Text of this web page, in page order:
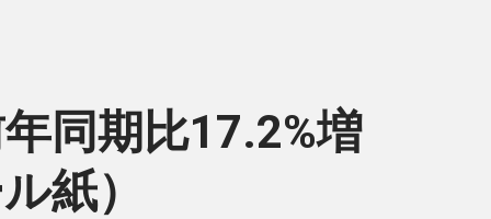
同期比17.2%増
紙）